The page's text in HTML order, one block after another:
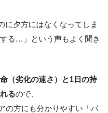
に夕方にはなくなってしま
る…」という声もよく聞き
（劣化の速さ）と1日の持
るので、
の方にも分かりやすい「バ